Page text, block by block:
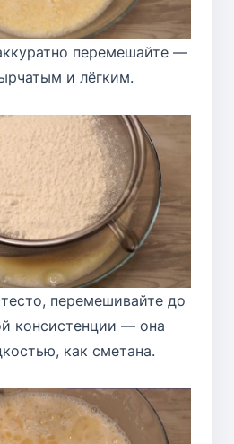
перемешайте —
и лёгким.
перемешивайте до
консистенции — она
как сметана.